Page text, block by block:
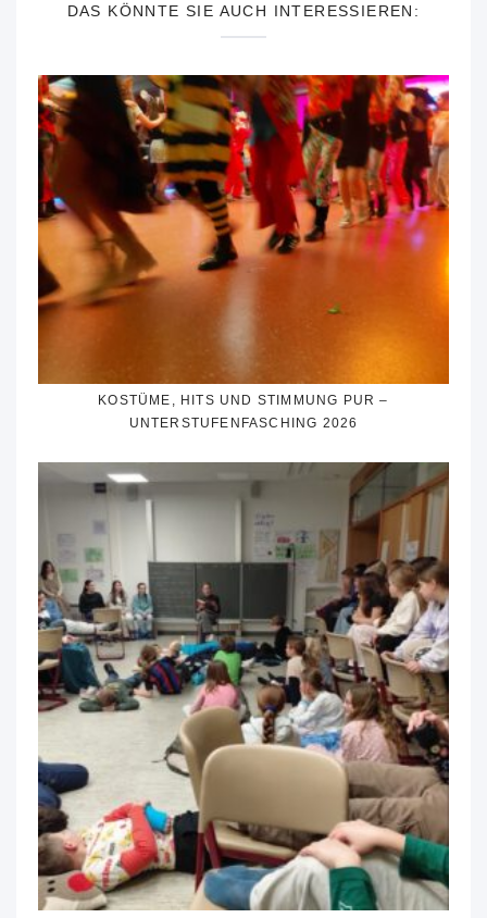
DAS KÖNNTE SIE AUCH INTERESSIEREN:
KOSTÜME, HITS UND STIMMUNG PUR –
UNTERSTUFENFASCHING 2026